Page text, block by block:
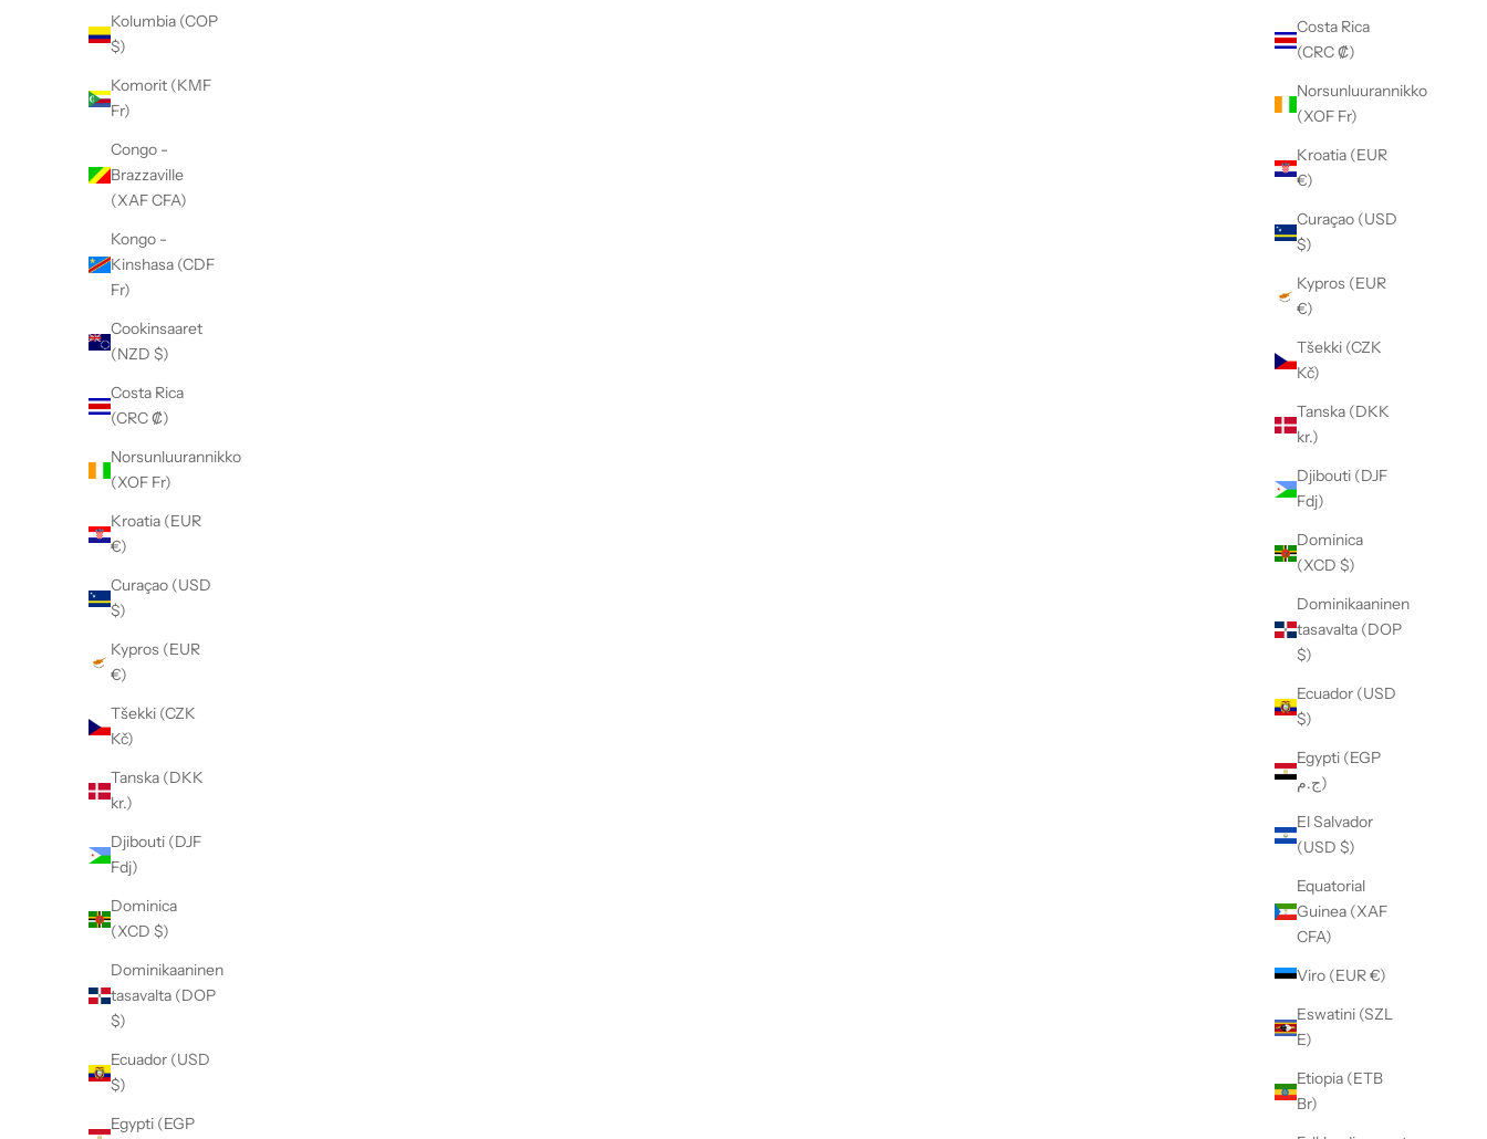
Costa Rica
(CRC ₡)
Norsunluurannikko
(XOF Fr)
Kroatia (EUR
€)
Curaçao (USD
$)
Kypros (EUR
€)
Tšekki (CZK
Kč)
Tanska (DKK
kr.)
Djibouti (DJF
Fdj)
Dominica
(XCD $)
Dominikaaninen
tasavalta (DOP
$)
Ecuador (USD
$)
Egypti (EGP
ج.م)
El Salvador
(USD $)
Equatorial
Guinea (XAF
CFA)
Viro (EUR €)
Eswatini (SZL
E)
Etiopia (ETB
Br)
Kolumbia (COP
$)
Komorit (KMF
Fr)
Congo -
Brazzaville
(XAF CFA)
Kongo -
Kinshasa (CDF
Fr)
Cookinsaaret
(NZD $)
Costa Rica
(CRC ₡)
Norsunluurannikko
(XOF Fr)
Kroatia (EUR
€)
Curaçao (USD
$)
Kypros (EUR
€)
Tšekki (CZK
Kč)
Tanska (DKK
kr.)
Djibouti (DJF
Fdj)
Dominica
(XCD $)
Dominikaaninen
tasavalta (DOP
$)
Ecuador (USD
$)
Egypti (EGP